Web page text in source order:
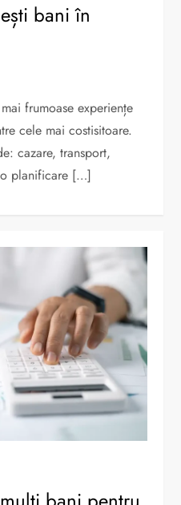
bani în
frumoase experiențe
cele mai costisitoare.
cazare, transport,
o planificare […]